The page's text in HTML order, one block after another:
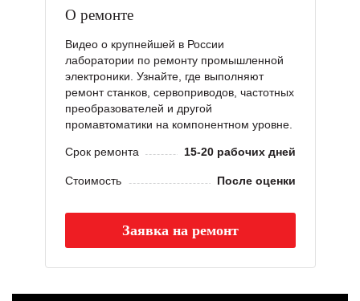
О ремонте
Видео о крупнейшей в России
лаборатории по ремонту промышленной
электроники. Узнайте, где выполняют
ремонт станков, сервоприводов, частотных
преобразователей и другой
промавтоматики на компонентном уровне.
Срок ремонта 15-20 рабочих дней
Стоимость После оценки
Заявка на ремонт